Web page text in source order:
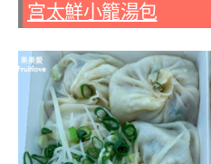
宫太鮮小籠湯包